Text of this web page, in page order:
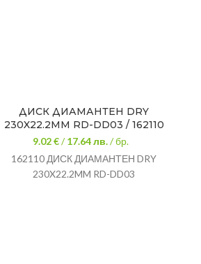
ДИСК ДИАМАНТЕН DRY
230X22.2MM RD-DD03 / 162110
9.02 €/17.64лв. / бр.
162110 ДИСК ДИАМАНТЕН DRY
230X22.2MM RD-DD03